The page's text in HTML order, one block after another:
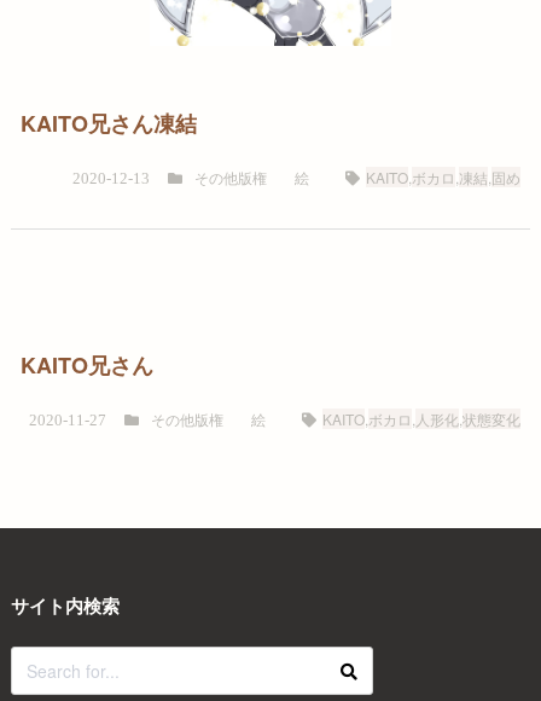
KAITO兄さん凍結
2020-12-13 その他版権 絵 KAITO ボカロ 凍結 固め
KAITO兄さん
2020-11-27 その他版権 絵 KAITO ボカロ 人形化,状態変化
サイト内検索